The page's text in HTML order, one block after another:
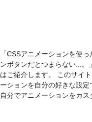
「CSSアニメーションを使
ンボタンだとつまらない...
はご紹介します。 このサイ
ーションを自分の好きな設定
自分でアニメーションをカ
よね。 さっそく、使い方を